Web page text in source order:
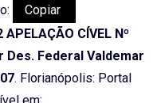
Copiar
APELAÇÃO CÍVEL Nº
Des. Federal Valdemar
. Florianópolis: Portal